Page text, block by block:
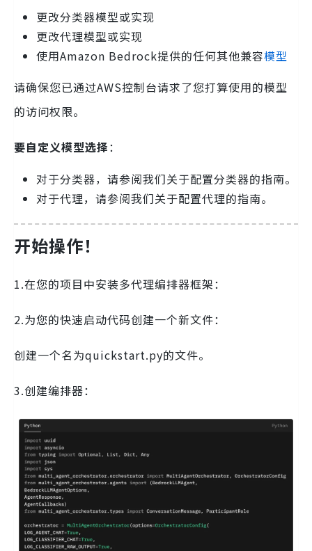
更改分类器模型或实现
更改代理模型或实现
使用Amazon Bedrock提供的任何其他兼容模型
请确保您已通过AWS控制台请求了您打算使用的模型
的访问权限。
要自定义模型选择：
对于分类器，请参阅我们关于配置分类器的指南。
对于代理，请参阅我们关于配置代理的指南。
开始操作！
1.在您的项目中安装多代理编排器框架：
2.为您的快速启动代码创建一个新文件：
创建一个名为quickstart.py的文件。
3.创建编排器：